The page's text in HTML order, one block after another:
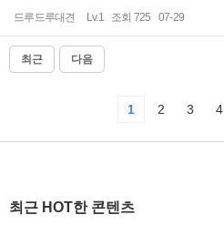
드루드루대견 Lv.1 조회 725 07-29
최근 다음
1 2 3 4
최근 HOT한 콘텐츠